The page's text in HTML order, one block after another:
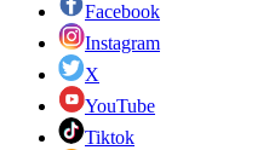
Facebook
Instagram
X
YouTube
Tiktok